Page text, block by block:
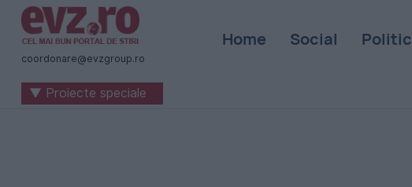
Știri
naționale
internaționale
coordonare@evzgroup.ro
Home Social
▼ Proiecte speciale